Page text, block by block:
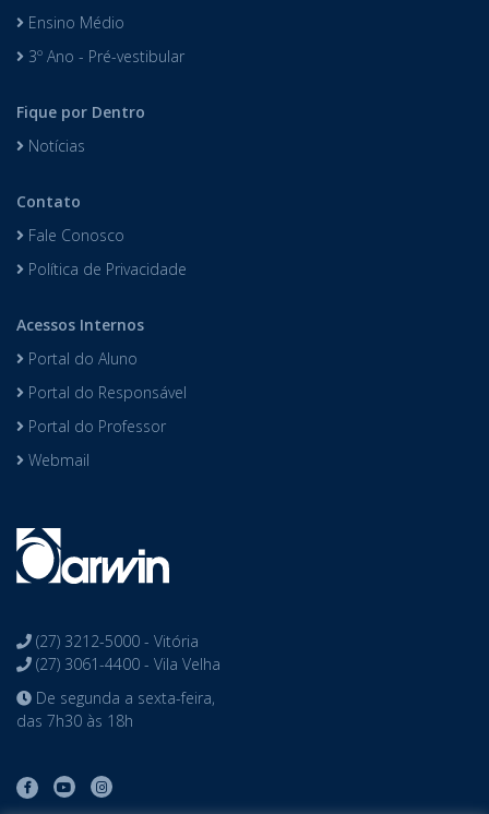
Ensino Médio
3º Ano - Pré-vestibular
Fique por Dentro
Notícias
Contato
Fale Conosco
Política de Privacidade
Acessos Internos
Portal do Aluno
Portal do Responsável
Portal do Professor
Webmail
(27) 3212-5000 - Vitória
(27) 3061-4400 - Vila Velha
De segunda a sexta-feira,
das 7h30 às 18h